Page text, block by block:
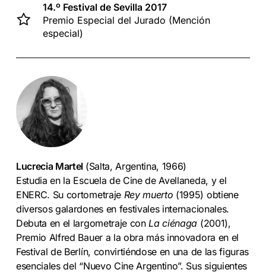
14.º Festival de Sevilla 2017
Premio Especial del Jurado (Mención
especial)
Lucrecia Martel (Salta, Argentina, 1966)
Estudia en la Escuela de Cine de Avellaneda, y el
ENERC. Su cortometraje Rey muerto (1995) obtiene
diversos galardones en festivales internacionales.
Debuta en el largometraje con La ciénaga (2001),
Premio Alfred Bauer a la obra más innovadora en el
Festival de Berlín, convirtiéndose en una de las figuras
esenciales del “Nuevo Cine Argentino”. Sus siguientes